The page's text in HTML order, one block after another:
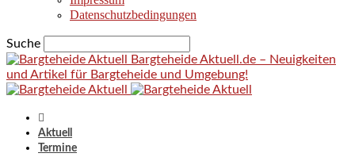
Datenschutzbedingungen
Suche
Bargteheide Aktuell.de – Neuigkeiten
und Artikel für Bargteheide und Umgebung!
Aktuell
Termine